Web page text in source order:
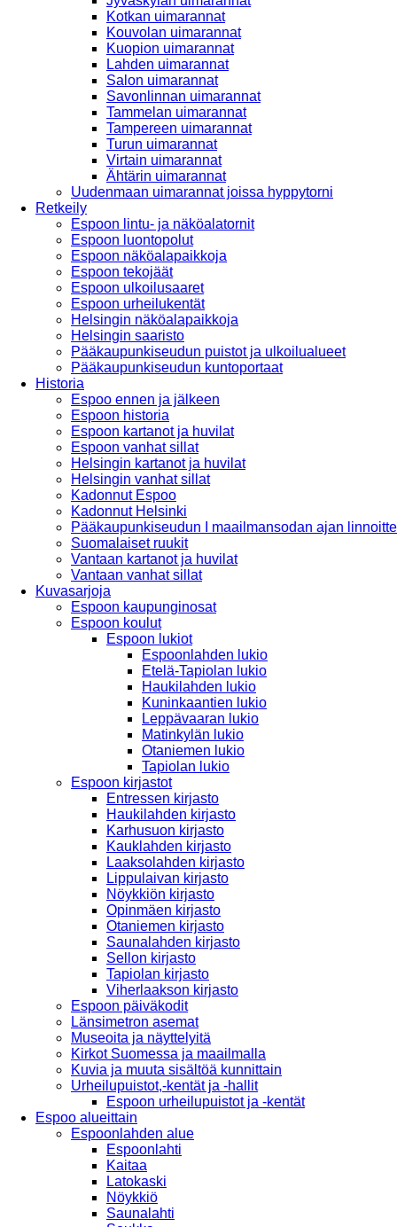
Kotkan uimarannat
Kouvolan uimarannat
Kuopion uimarannat
Lahden uimarannat
Salon uimarannat
Savonlinnan uimarannat
Tammelan uimarannat
Tampereen uimarannat
Turun uimarannat
Virtain uimarannat
Ähtärin uimarannat
Uudenmaan uimarannat joissa hyppytorni
Retkeily
Espoon lintu- ja näköalatornit
Espoon luontopolut
Espoon näköalapaikkoja
Espoon tekojäät
Espoon ulkoilusaaret
Espoon urheilukentät
Helsingin näköalapaikkoja
Helsingin saaristo
Pääkaupunkiseudun puistot ja ulkoilualueet
Pääkaupunkiseudun kuntoportaat
Historia
Espoo ennen ja jälkeen
Espoon historia
Espoon kartanot ja huvilat
Espoon vanhat sillat
Helsingin kartanot ja huvilat
Helsingin vanhat sillat
Kadonnut Espoo
Kadonnut Helsinki
Pääkaupunkiseudun I maailmansodan ajan
Suomalaiset ruukit
Vantaan kartanot ja huvilat
Vantaan vanhat sillat
Kuvasarjoja
Espoon kaupunginosat
Espoon koulut
Espoon lukiot
Espoonlahden lukio
Etelä-Tapiolan lukio
Haukilahden lukio
Kuninkaantien lukio
Leppävaaran lukio
Matinkylän lukio
Otaniemen lukio
Tapiolan lukio
Espoon kirjastot
Entressen kirjasto
Haukilahden kirjasto
Karhusuon kirjasto
Kauklahden kirjasto
Laaksolahden kirjasto
Lippulaivan kirjasto
Nöykkiön kirjasto
Opinmäen kirjasto
Otaniemen kirjasto
Saunalahden kirjasto
Sellon kirjasto
Tapiolan kirjasto
Viherlaakson kirjasto
Espoon päiväkodit
Länsimetron asemat
Museoita ja näyttelyitä
Kirkot Suomessa ja maailmalla
Kuvia ja muuta sisältöä kunnittain
Urheilupuistot,-kentät ja -hallit
Espoon urheilupuistot ja -kentät
Espoo alueittain
Espoonlahden alue
Espoonlahti
Kaitaa
Latokaski
Nöykkiö
Saunalahti